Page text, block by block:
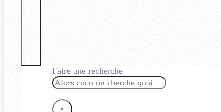
Faire une recherche
Rechercher
×